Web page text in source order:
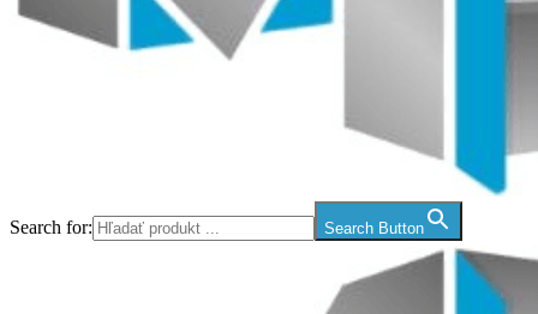
Search for: Search Button